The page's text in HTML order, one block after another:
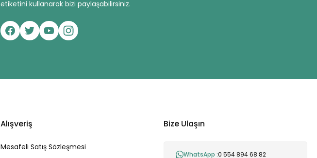
etiketini kullanarak bizi paylaşabilirsiniz.
Alışveriş
Mesafeli Satış Sözleşmesi
Bize Ulaşın
WhatsApp :0 554 894 68 82